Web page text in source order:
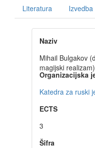
Literatura Izvedba
Naziv
Mihail Bulgakov
magijski realizam)
Organizacijska
Katedra za ruski
ECTS
3
Šifra